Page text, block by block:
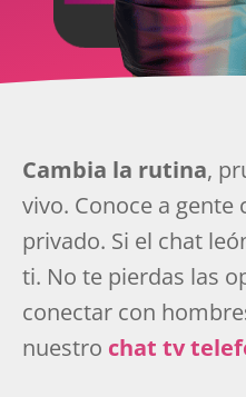
Cambia la rutina,
vivo. Conoce a gente
privado. Si el chat
ti. No te pierdas las
conectar con
nuestro chat tv